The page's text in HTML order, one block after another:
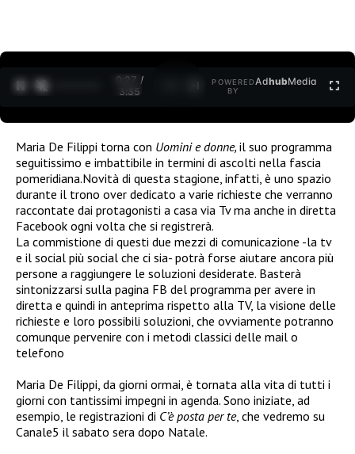
0:28 /
3:35
POWERED
BY
AdhubMedia
Maria De Filippi torna con Uomini e donne, il suo programma
seguitissimo e imbattibile in termini di ascolti nella fascia
pomeridiana.Novità di questa stagione, infatti, è uno spazio
durante il trono over dedicato a varie richieste che verranno
raccontate dai protagonisti a casa via Tv ma anche in diretta
Facebook ogni volta che si registrerà.
La commistione di questi due mezzi di comunicazione -la tv
e il social più social che ci sia- potrà forse aiutare ancora più
persone a raggiungere le soluzioni desiderate. Basterà
sintonizzarsi sulla pagina FB del programma per avere in
diretta e quindi in anteprima rispetto alla TV, la visione delle
richieste e loro possibili soluzioni, che ovviamente potranno
comunque pervenire con i metodi classici delle mail o
telefono
Maria De Filippi, da giorni ormai, è tornata alla vita di tutti i
giorni con tantissimi impegni in agenda. Sono iniziate, ad
esempio, le registrazioni di C’è posta per te, che vedremo su
Canale5 il sabato sera dopo Natale.